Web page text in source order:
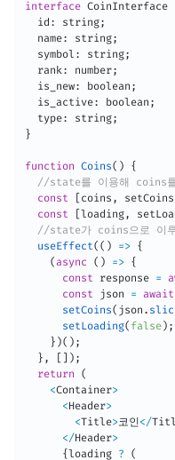
interface CoinInterface
  id
: string;
  name
: string;
  symbol
: string;
  rank
: number;
  is_new
: boolean ;
  is_active
: boolean ;
  type
: string;
}
function Coins( )
{
//state를 이용해 coins
const
coins , setCoins
const
loading,
//state가 coins으로 이
useEffect( ( ) => {
(async ( ) => {
const response =
const json = await
setCoins( json .
setLoading( false ) ;
} )( ) ;
} , ) ;
return
(
<Container>
<Header>
<Title>코인</
</Header>
{loading ?
(